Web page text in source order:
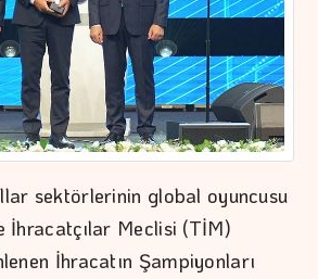
sektörlerinin global oyuncusu
İhracatçılar Meclisi (TİM)
İhracatın Şampiyonları